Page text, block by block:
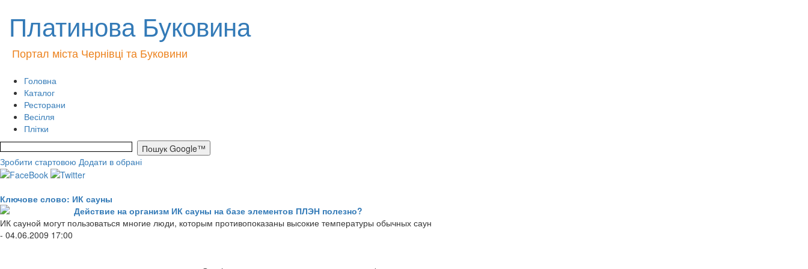
Платинова Буковина
Портал міста Чернівці та Буковини
Головна
Каталог
Ресторани
Весілля
Плітки
Зробити стартовою Додати в обрані
Ключове слово: ИК сауны
Действие на организм ИК сауны на базе элементов ПЛЭН полезно?
ИК сауной могут пользоваться многие люди, которым противопоказаны высокие температуры обычных саун
- 04.06.2009 17:00